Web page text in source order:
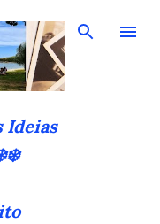
principal
Ideias